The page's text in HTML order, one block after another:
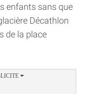
enfants sans que
Décathlon
de la place